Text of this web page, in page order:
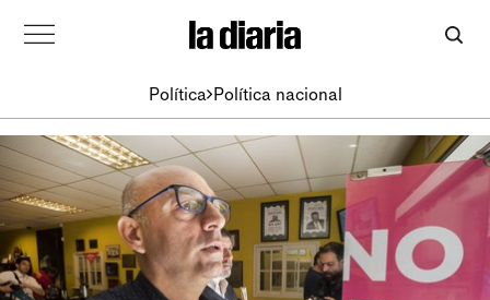
Política Política nacional